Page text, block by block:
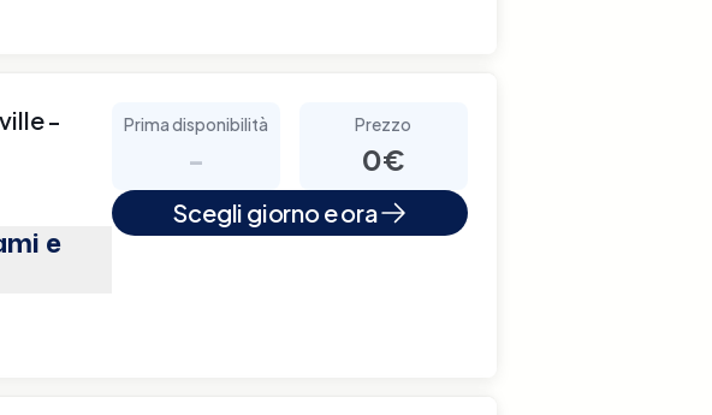
-
e
Prima disponibilità
-
Prezzo
0€
Scegli giorno e ora